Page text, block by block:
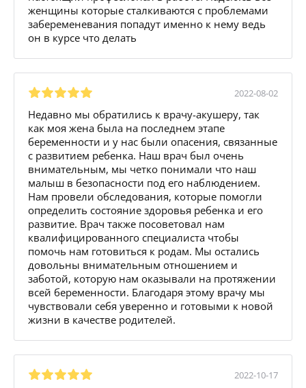
женщины которые сталкиваются с проблемами
забеременевания попадут именно к нему ведь
он в курсе что делать
2022-08-02
Недавно мы обратились к врачу-акушеру, так
как моя жена была на последнем этапе
беременности и у нас были опасения, связанные
с развитием ребенка. Наш врач был очень
внимательным, мы четко понимали что наш
малыш в безопасности под его наблюдением.
Нам провели обследования, которые помогли
определить состояние здоровья ребенка и его
развитие. Врач также посоветовал нам
квалифицированного специалиста чтобы
помочь нам готовиться к родам. Мы остались
довольны внимательным отношением и
заботой, которую нам оказывали на протяжении
всей беременности. Благодаря этому врачу мы
чувствовали себя уверенно и готовыми к новой
жизни в качестве родителей.
2022-10-17